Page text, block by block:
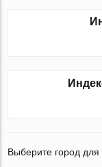
Выберите город для